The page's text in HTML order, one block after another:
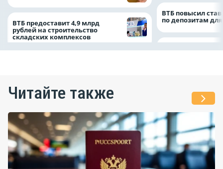
ВТБ предоставит 4,9 млрд
рублей на строительство
складских комплексов
ВТБ повысил
по депозитам
Читайте также